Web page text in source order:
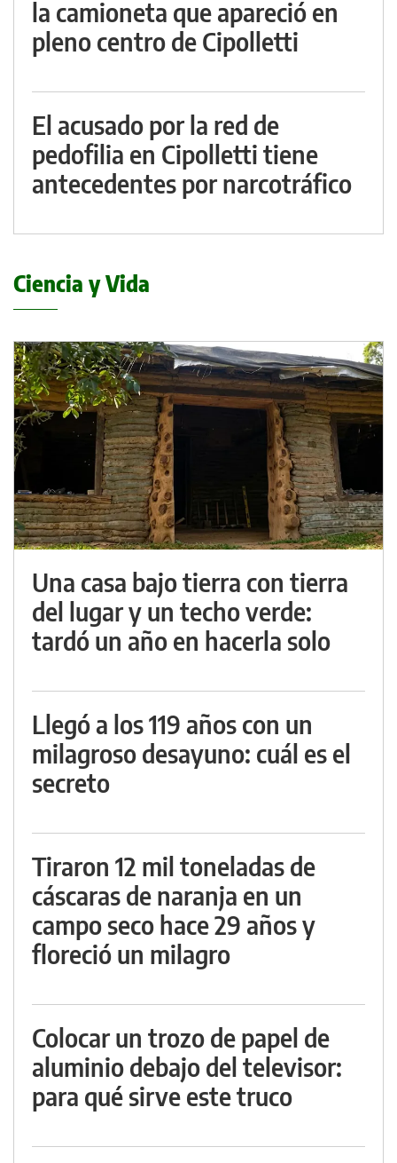
la camioneta que apareció en
pleno centro de Cipolletti
El acusado por la red de
pedofilia en Cipolletti tiene
antecedentes por narcotráfico
Ciencia y Vida
Una casa bajo tierra con tierra
del lugar y un techo verde:
tardó un año en hacerla solo
Llegó a los 119 años con un
milagroso desayuno: cuál es el
secreto
Tiraron 12 mil toneladas de
cáscaras de naranja en un
campo seco hace 29 años y
floreció un milagro
Colocar un trozo de papel de
aluminio debajo del televisor:
para qué sirve este truco